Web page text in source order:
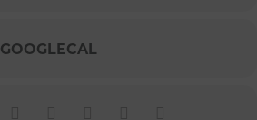
GOOGLECAL